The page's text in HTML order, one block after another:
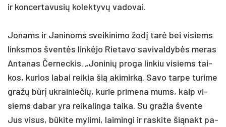
ir kon­cer­ta­vu­sių ko­lek­tyvų va­do­vai.
Jo­nams ir Ja­ni­noms svei­ki­ni­mo žodį tarė bei vi­siems
links­mos šventės linkė­jo Rie­ta­vo sa­vi­val­dybės me­ras
An­ta­nas Čer­nec­kis. „Jo­ni­nių pro­ga lin­kiu vi­siems tai­
kos, ku­rios la­bai rei­kia šią aki­mirką. Sa­vo tar­pe tu­ri­me
gražų būrį uk­rai­nie­čių, ku­rie pri­me­na mums, kaip vi­
siems da­bar yra rei­ka­lin­ga tai­ka. Su gra­žia šven­te
Jus vi­sus, būki­te my­li­mi, lai­min­gi ir ras­ki­te šią­nakt pa­